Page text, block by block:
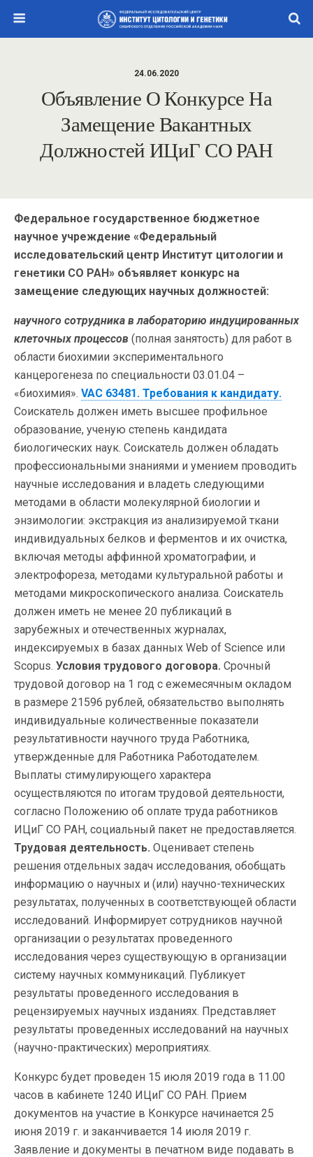
24.06.2020
Объявление О Конкурсе На
Замещение Вакантных
Должностей ИЦиГ СО РАН
Федеральное государственное бюджетное
научное учреждение «Федеральный
исследовательский центр Институт цитологии и
генетики СО РАН» объявляет конкурс на
замещение следующих научных должностей:
научного сотрудника в лабораторию индуцированных
клеточных процессов (полная занятость) для работ в
области биохимии экспериментального
канцерогенеза по специальности 03.01.04 –
«биохимия». VAC 63481. Требования к кандидату.
Соискатель должен иметь высшее профильное
образование, ученую степень кандидата
биологических наук. Соискатель должен обладать
профессиональными знаниями и умением проводить
научные исследования и владеть следующими
методами в области молекулярной биологии и
энзимологии: экстракция из анализируемой ткани
индивидуальных белков и ферментов и их очистка,
включая методы аффинной хроматографии, и
электрофореза, методами культуральной работы и
методами микроскопического анализа. Соискатель
должен иметь не менее 20 публикаций в
зарубежных и отечественных журналах,
индексируемых в базах данных Web of Science или
Scopus. Условия трудового договора. Срочный
трудовой договор на 1 год с ежемесячным окладом
в размере 21596 рублей, обязательство выполнять
индивидуальные количественные показатели
результативности научного труда Работника,
утвержденные для Работника Работодателем.
Выплаты стимулирующего характера
осуществляются по итогам трудовой деятельности,
согласно Положению об оплате труда работников
ИЦиГ СО РАН, социальный пакет не предоставляется.
Трудовая деятельность. Оценивает степень
решения отдельных задач исследования, обобщать
информацию о научных и (или) научно-технических
результатах, полученных в соответствующей области
исследований. Информирует сотрудников научной
организации о результатах проведенного
исследования через существующую в организации
систему научных коммуникаций. Публикует
результаты проведенного исследования в
рецензируемых научных изданиях. Представляет
результаты проведенных исследований на научных
(научно-практических) мероприятиях.
Конкурс будет проведен 15 июля 2019 года в 11.00
часов в кабинете 1240 ИЦиГ СО РАН. Прием
документов на участие в Конкурсе начинается 25
июня 2019 г. и заканчивается 14 июля 2019 г.
Заявление и документы в печатном виде подавать в